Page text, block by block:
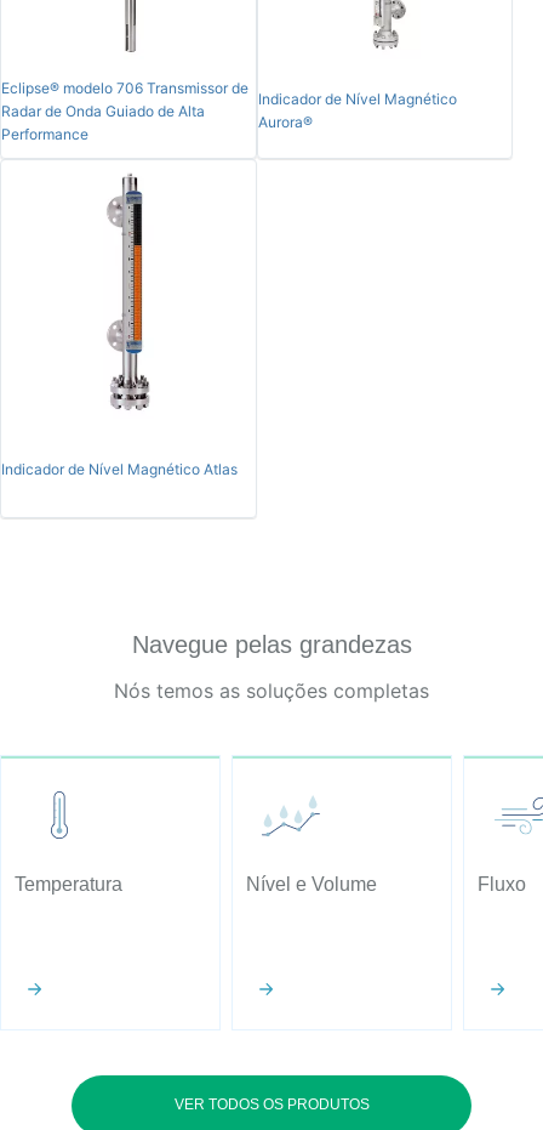
Eclipse® modelo 706 Transmissor de
Radar de Onda Guiado de Alta
Performance
Indicador de Nível Magnético
Aurora®
Indicador de Nível Magnético Atlas
Navegue pelas grandezas
Nós temos as soluções completas
Temperatura Nível e Volume Fluxo
VER TODOS OS PRODUTOS